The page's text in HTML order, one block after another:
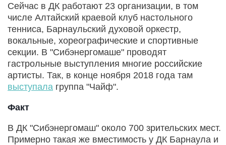
Сейчас в ДК работают 23 организации, в том
числе Алтайский краевой клуб настольного
тенниса, Барнаульский духовой оркестр,
вокальные, хореографические и спортивные
секции. В "Сибэнергомаше" проводят
гастрольные выступления многие российские
артисты. Так, в конце ноября 2018 года там
выступала группа "Чайф".
Факт
В ДК "Сибэнергомаш" около 700 зрительских мест.
Примерно такая же вместимость у ДК Барнаула и